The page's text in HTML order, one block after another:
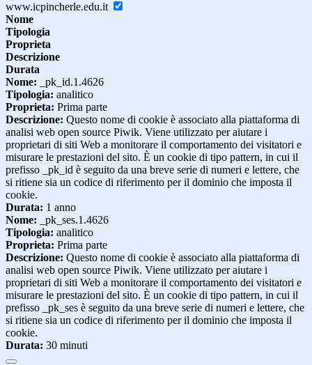
www.icpincherle.edu.it
Nome
Tipologia
Proprieta
Descrizione
Durata
Nome: _pk_id.1.4626
Tipologia: analitico
Proprieta: Prima parte
Descrizione: Questo nome di cookie è associato alla piattaforma di
analisi web open source Piwik. Viene utilizzato per aiutare i
proprietari di siti Web a monitorare il comportamento dei visitatori e
misurare le prestazioni del sito. È un cookie di tipo pattern, in cui il
prefisso _pk_id è seguito da una breve serie di numeri e lettere, che
si ritiene sia un codice di riferimento per il dominio che imposta il
cookie.
Durata: 1 anno
Nome: _pk_ses.1.4626
Tipologia: analitico
Proprieta: Prima parte
Descrizione: Questo nome di cookie è associato alla piattaforma di
analisi web open source Piwik. Viene utilizzato per aiutare i
proprietari di siti Web a monitorare il comportamento dei visitatori e
misurare le prestazioni del sito. È un cookie di tipo pattern, in cui il
prefisso _pk_ses è seguito da una breve serie di numeri e lettere, che
si ritiene sia un codice di riferimento per il dominio che imposta il
cookie.
Durata: 30 minuti